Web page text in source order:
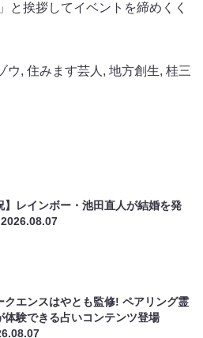
と挨拶してイベントを締めくく
ウ, 住みます芸人, 地方創生, 桂三
】レインボー・池田直人が結婚を発
2026.08.07
クエンスはやとも監修! ペアリング霊
体験できる占いコンテンツ登場